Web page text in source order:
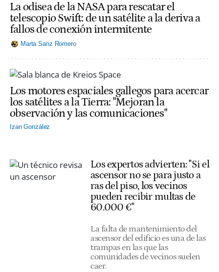
La odisea de la NASA para rescatar el
telescopio Swift: de un satélite a la deriva a
fallos de conexión intermitente
Marta Sanz Romero
Los motores espaciales gallegos para acercar
los satélites a la Tierra: "Mejoran la
observación y las comunicaciones"
Izan González
Los expertos advierten: "Si el
ascensor no se para justo a
ras del piso, los vecinos
pueden recibir multas de
60.000 €"
La falta de mantenimiento del
ascensor del edificio es una de las
trampas en las que las
comunidades de vecinos suelen
caer.